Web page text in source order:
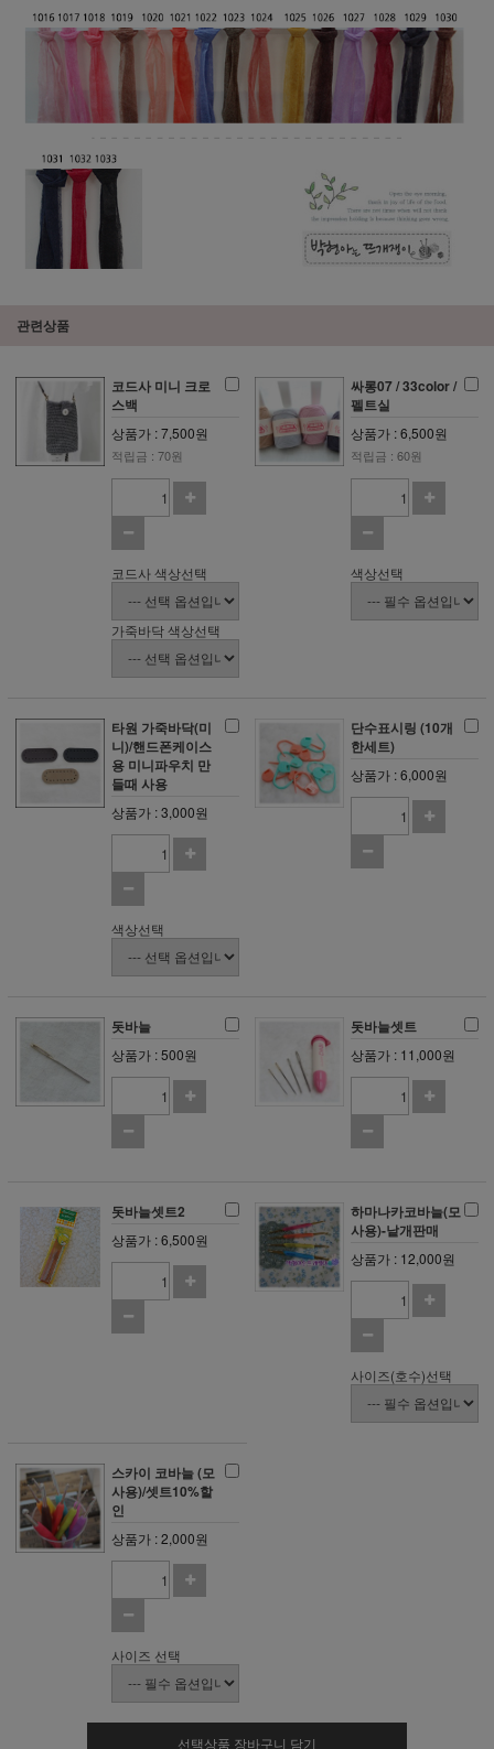
관련상품
코드사 미니 크로
스백
상품가 : 7,500원
적립금 : 70원
코드사 색상선택
가죽바닥 색상선택
싸롱07 / 33color /
펠트실
상품가 : 6,500원
적립금 : 60원
색상선택
타원 가죽바닥(미
니)/핸드폰케이스
용 미니파우치 만
들때 사용
상품가 : 3,000원
색상선택
단수표시링 (10개
한세트)
상품가 : 6,000원
돗바늘
상품가 : 500원
돗바늘셋트
상품가 : 11,000원
돗바늘셋트2
상품가 : 6,500원
하마나카코바늘(모
사용)-낱개판매
상품가 : 12,000원
사이즈(호수)선택
스카이 코바늘 (모
사용)/셋트10%할
인
상품가 : 2,000원
사이즈 선택
선택상품 장바구니 담기